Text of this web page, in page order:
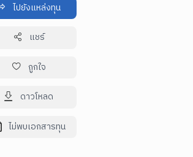
ไปยังแหล่งทุน
แชร์
ถูกใจ
ดาวโหลด
ไม่พบเอกสารทุน